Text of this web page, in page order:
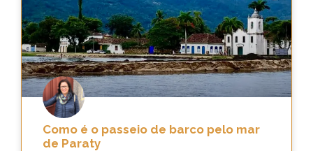
Como é o passeio de barco pelo mar
de Paraty